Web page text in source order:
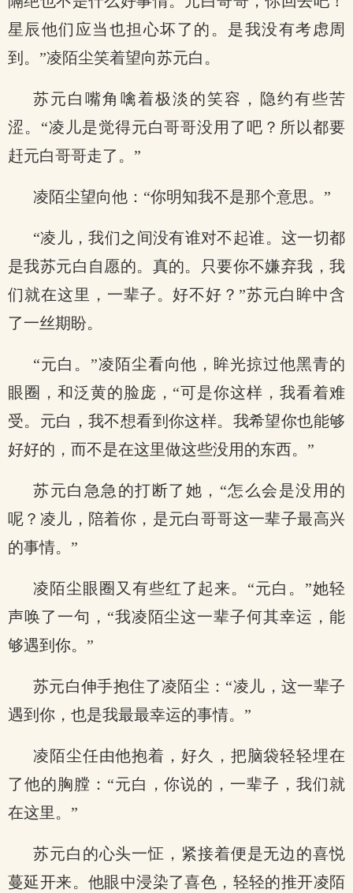
星辰他们应当也担心坏了的。是我没有考虑周
到。”凌陌尘笑着望向苏元白。
苏元白嘴角噙着极淡的笑容，隐约有些苦
涩。“凌儿是觉得元白哥哥没用了吧？所以都要
赶元白哥哥走了。”
凌陌尘望向他：“你明知我不是那个意思。”
“凌儿，我们之间没有谁对不起谁。这一切都
是我苏元白自愿的。真的。只要你不嫌弃我，我
们就在这里，一辈子。好不好？”苏元白眸中含
了一丝期盼。
“元白。”凌陌尘看向他，眸光掠过他黑青的
眼圈，和泛黄的脸庞，“可是你这样，我看着难
受。元白，我不想看到你这样。我希望你也能够
好好的，而不是在这里做这些没用的东西。”
苏元白急急的打断了她，“怎么会是没用的
呢？凌儿，陪着你，是元白哥哥这一辈子最高兴
的事情。”
凌陌尘眼圈又有些红了起来。“元白。”她轻
声唤了一句，“我凌陌尘这一辈子何其幸运，能
够遇到你。”
苏元白伸手抱住了凌陌尘：“凌儿，这一辈子
遇到你，也是我最最幸运的事情。”
凌陌尘任由他抱着，好久，把脑袋轻轻埋在
了他的胸膛：“元白，你说的，一辈子，我们就
在这里。”
苏元白的心头一怔，紧接着便是无边的喜悦
蔓延开来。他眼中浸染了喜色，轻轻的推开凌陌